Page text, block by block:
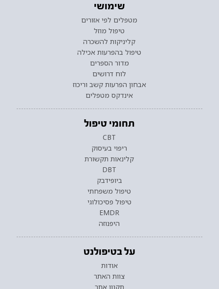
שימושי
מטפלים לפי אזורים
טיפול מוזל
קליניקות להשכרה
טיפול בהפרעות אכילה
מדור הספרים
לוח דרושים
אבחון הפרעות קשב וריכוז
אינדקס מטפלים
תחומי טיפול
CBT
ריפוי בעיסוק
קלינאות תקשורת
DBT
ביופידבק
טיפול משפחתי
טיפול פסיכולוגי
EMDR
היפנוזה
על בטיפולנט
אודות
צוות האתר
תקנון אתר